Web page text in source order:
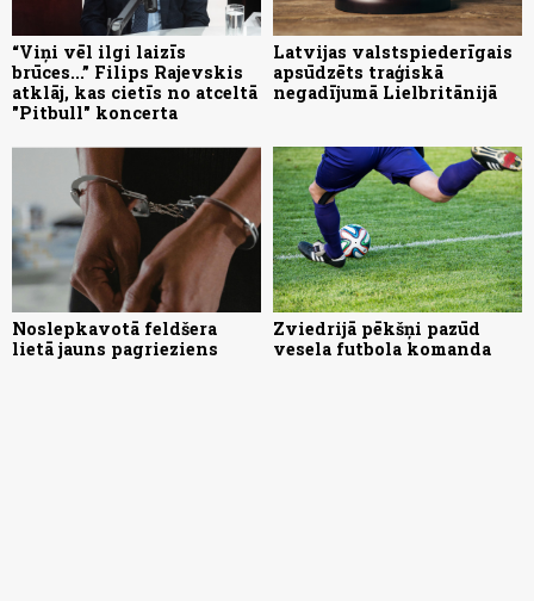
“Viņi vēl ilgi laizīs
brūces...” Filips Rajevskis
atklāj, kas cietīs no atceltā
"Pitbull" koncerta
Latvijas valstspiederīgais
apsūdzēts traģiskā
negadījumā Lielbritānijā
Noslepkavotā feldšera
lietā jauns pagrieziens
Zviedrijā pēkšņi pazūd
vesela futbola komanda